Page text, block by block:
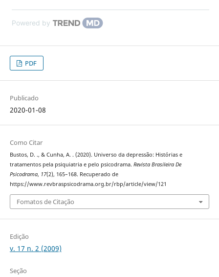
Powered by
PDF
Publicado
2020-01-08
Como Citar
Bustos, D. ., & Cunha, A. . (2020). Universo da depressão: Histórias e
tratamentos pela psiquiatria e pelo psicodrama. Revista Brasileira De
Psicodrama, 17(2), 165–168. Recuperado de
https://www.revbraspsicodrama.org.br/rbp/article/view/121
Fomatos de Citação
Edição
v. 17 n. 2 (2009)
Seção